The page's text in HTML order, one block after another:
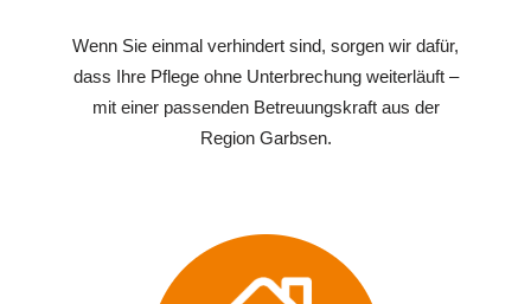
Wenn Sie einmal verhindert sind, sorgen wir dafür,
dass Ihre Pflege ohne Unterbrechung weiterläuft –
mit einer passenden Betreuungskraft aus der
Region Garbsen.